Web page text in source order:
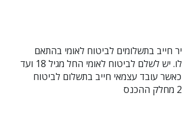
חייב בתשלומים לביטוח לאומי בהתאם
להכנסה המרבית שלו. יש לשלם לביטוח לאומי החל מגיל 18 ועד
עובד עצמאי חייב בתשלום לביטוח